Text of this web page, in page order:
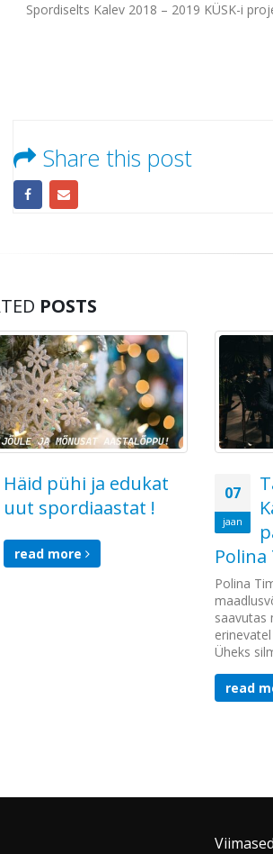
Spordiselts Kalev 2018 – 2019 KÜSK-i
Share this post
POSTS
Häid pühi ja edukat
uut spordiaastat !
read more
07
jaan
Polina
saavutas
Üheks
read